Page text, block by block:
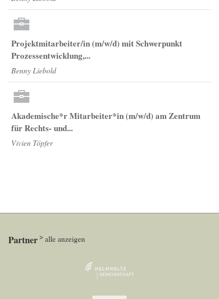
Projektmitarbeiter/in (m/w/d) mit Schwerpunkt
Prozessentwicklung,...
Benny Liebold
Akademische*r Mitarbeiter*in (m/w/d) am Zentrum
für Rechts- und...
Vivien Töpfer
Partner alle anzeigen